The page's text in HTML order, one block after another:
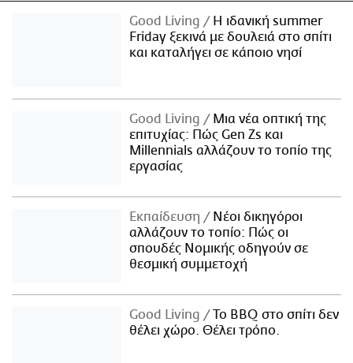
Good Living
Η ιδανική summer
Friday ξεκινά με δουλειά στο σπίτι
και καταλήγει σε κάποιο νησί
Good Living
Μια νέα οπτική της
επιτυχίας: Πώς Gen Zs και
Millennials αλλάζουν το τοπίο της
εργασίας
Εκπαίδευση
Νέοι δικηγόροι
αλλάζουν το τοπίο: Πώς οι
σπουδές Νομικής οδηγούν σε
θεσμική συμμετοχή
Good Living
Το BBQ στο σπίτι δεν
θέλει χώρο. Θέλει τρόπο.